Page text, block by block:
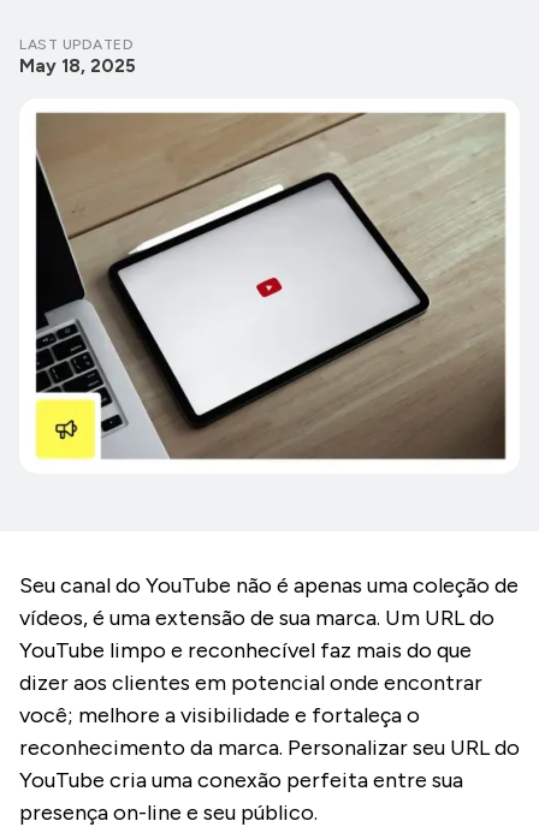
LAST UPDATED
May 18, 2025
Seu canal do YouTube não é apenas uma coleção de
vídeos, é uma extensão de sua marca. Um URL do
YouTube limpo e reconhecível faz mais do que
dizer aos clientes em potencial onde encontrar
você; melhore a visibilidade e fortaleça o
reconhecimento da marca. Personalizar seu URL do
YouTube cria uma conexão perfeita entre sua
presença on-line e seu público.